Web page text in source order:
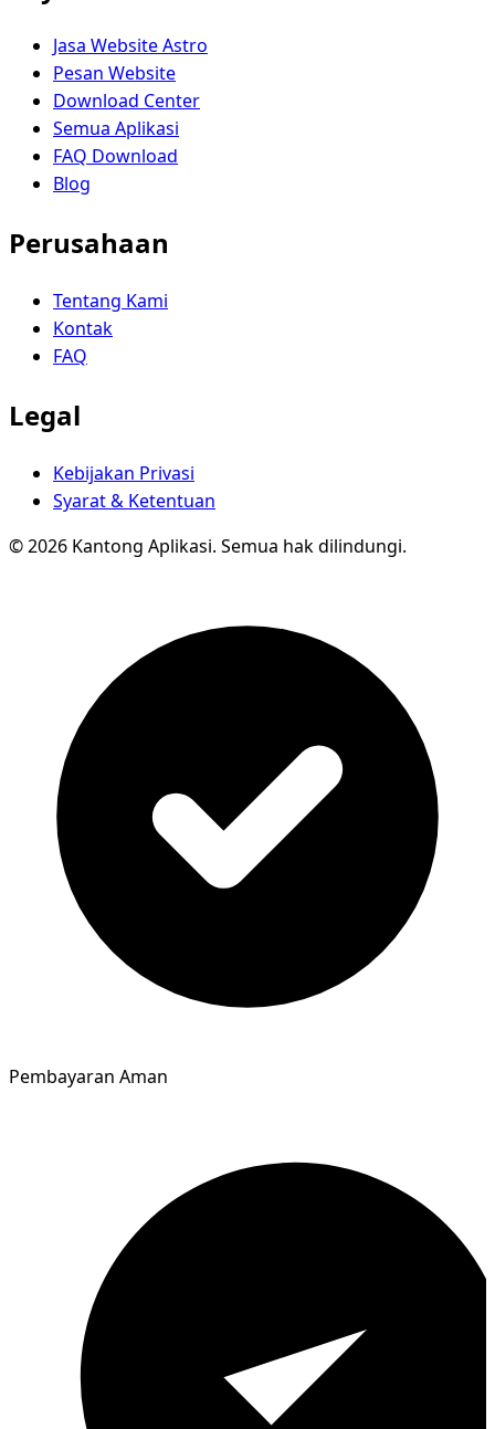
Jasa Website Astro
Pesan Website
Download Center
Semua Aplikasi
FAQ Download
Blog
Perusahaan
Tentang Kami
Kontak
FAQ
Legal
Kebijakan Privasi
Syarat & Ketentuan
© 2026 Kantong Aplikasi. Semua hak dilindungi.
Pembayaran Aman